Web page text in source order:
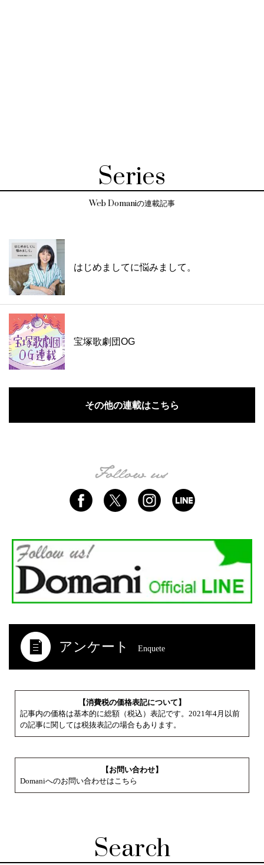
Series
Web Domaniの連載記事
はじめましてに悩みまして。
宝塚歌劇団OG
その他の連載はこちら
アンケート Enquete
【消費税の価格表記について】
記事内の価格は基本的に総額（税込）表記です。2021年4月以前
の記事に関しては税抜表記の場合もあります。
【お問い合わせ】
Domaniへのお問い合わせはこちら
Search